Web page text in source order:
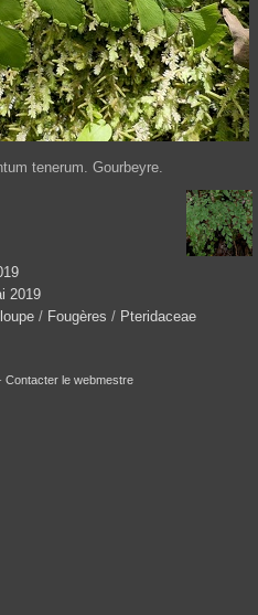
tenerum. Gourbeyre.
2019
/ Fougères / Pteridaceae
Contacter le webmestre